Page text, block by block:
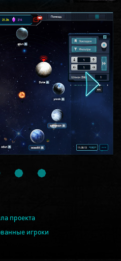
проекта
игроки